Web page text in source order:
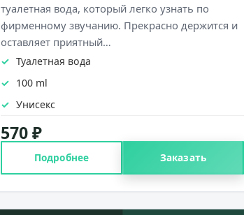
туалетная вода, который легко узнать по
фирменному звучанию. Прекрасно держится и
оставляет приятный…
Туалетная вода
100 ml
Унисекс
570 ₽
Подробнее Заказать